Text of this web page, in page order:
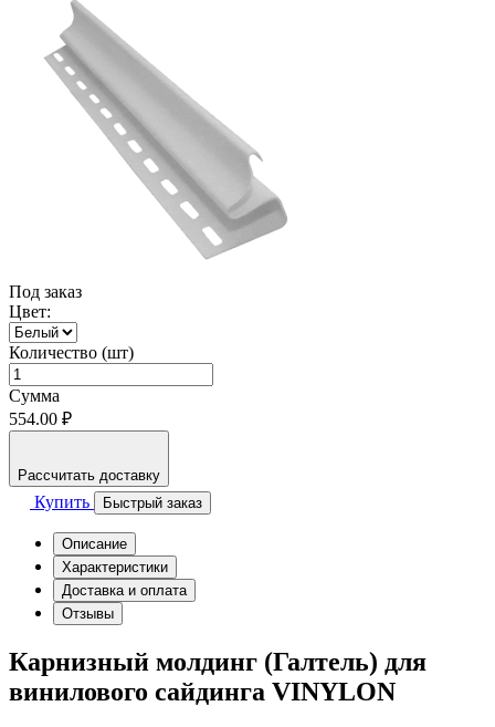
Под заказ
Цвет:
Количество (шт)
Сумма
554.00 ₽
Рассчитать доставку
Купить Быстрый заказ
Описание
Характеристики
Доставка и оплата
Отзывы
Карнизный молдинг (Галтель) для
винилового сайдинга VINYLON